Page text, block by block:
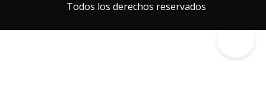
Todos los derechos reservados